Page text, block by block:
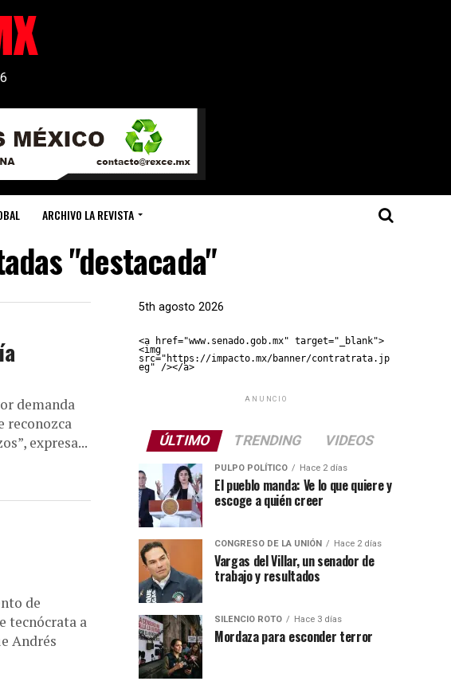
ARCHIVO LA REVISTA
"destacada"
demanda
reconozca
expresa...
de
tecnócrata a
Andrés
5th agosto 2026
<a href="www.senado.gob.mx" target="_blank">
<img
src="https://impacto.mx/banner/contratrata.jp
eg" /></a>
ANUNCIO
ÚLTIMO TRENDING VIDEOS
PULPO POLÍTICO Hace 2 días
El pueblo manda: Ve lo que quiere y
escoge a quién creer
CONGRESO DE LA UNIÓN Hace 2 días
Vargas del Villar, un senador de
trabajo y resultados
SILENCIO ROTO Hace 3 días
Mordaza para esconder terror